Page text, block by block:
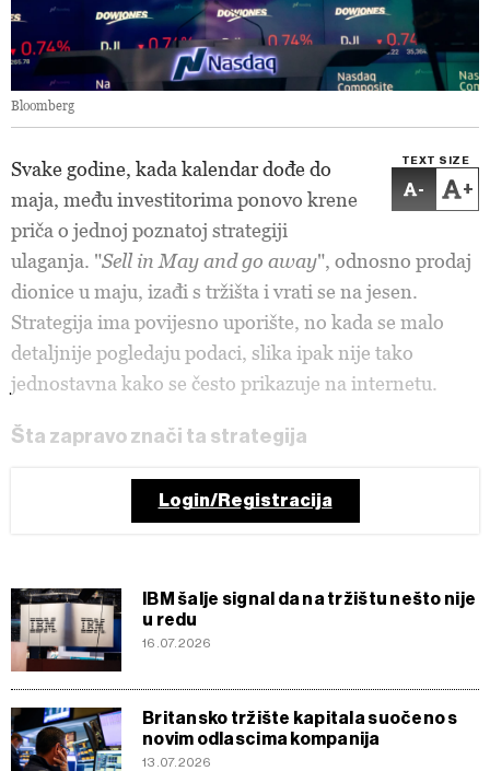
Bloomberg
TEXT SIZE
- +
Svake godine, kada kalendar dođe do
maja, među investitorima ponovo krene
priča o jednoj poznatoj strategiji
ulaganja. "Sell in May and go away", odnosno prodaj
dionice u maju, izađi s tržišta i vrati se na jesen.
Strategija ima povijesno uporište, no kada se malo
detaljnije pogledaju podaci, slika ipak nije tako
jednostavna kako se često prikazuje na internetu.
Šta zapravo znači ta strategija
Login/Registracija
IBM šalje signal da na tržištu nešto nije
u redu
16.07.2026
Britansko tržište kapitala suočeno s
novim odlascima kompanija
13.07.2026